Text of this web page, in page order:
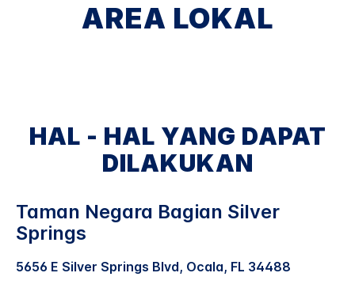
AREA LOKAL
HAL - HAL YANG DAPAT
DILAKUKAN
Taman Negara Bagian Silver
Springs
5656 E Silver Springs Blvd, Ocala, FL 34488